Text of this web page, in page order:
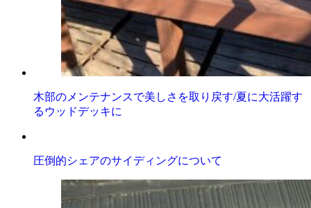
木部のメンテナンスで美しさを取り戻す/夏に大活躍す
るウッドデッキに
圧倒的シェアのサイディングについて